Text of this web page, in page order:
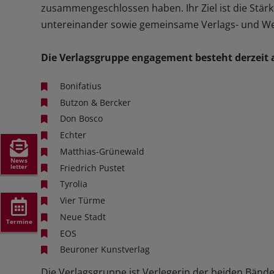
HILDEGARD VON BINGEN
SAGEN & MÄRCHEN
THEMENFOLDER
VIDEOMATERIAL
News
letter
Termine
zusammengeschlossen haben. Ihr Ziel ist die
untereinander sowie gemeinsame Verlags- und
Die Verlagsgruppe engagement besteht derzeit
Bonifatius
Butzon & Bercker
Don Bosco
Echter
Matthias-Grünewald
Friedrich Pustet
Tyrolia
Vier Türme
Neue Stadt
EOS
Beuroner Kunstverlag